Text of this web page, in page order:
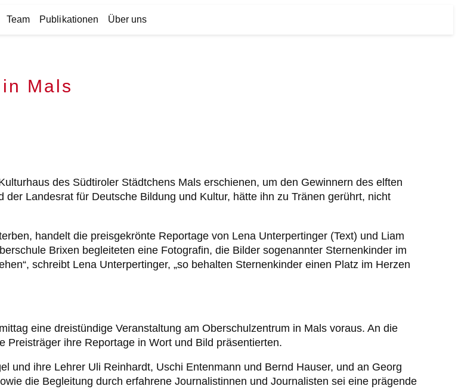
Team Publikationen Über uns
Mals
des Südtiroler Städtchens Mals erschienen, um den Gewinnern des elften
Landesrat für Deutsche Bildung und Kultur, hätte ihn zu Tränen gerührt, nicht
handelt die preisgekrönte Reportage von Lena Unterpertinger (Text) und Liam
Brixen begleiteten eine Fotografin, die Bilder sogenannter Sternenkinder im
schreibt Lena Unterpertinger, „so behalten Sternenkinder einen Platz im Herzen
eine dreistündige Veranstaltung am Oberschulzentrum in Mals voraus. An die
ihre Reportage in Wort und Bild präsentierten.
und ihre Lehrer Uli Reinhardt, Uschi Entenmann und Bernd Hauser, und an Georg
die Begleitung durch erfahrene Journalistinnen und Journalisten sei eine prägende